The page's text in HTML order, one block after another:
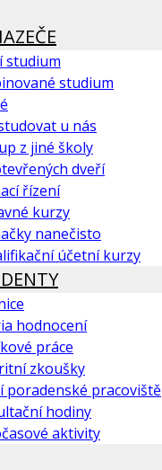
studium
studium
u nás
z jiné školy
dveří
řízení
kurzy
nanečisto
účetní kurzy
hodnocení
práce
zkoušky
poradenské pracoviště
hodiny
aktivity